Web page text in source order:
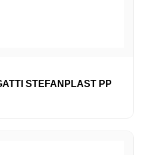
STEFANPLAST PP